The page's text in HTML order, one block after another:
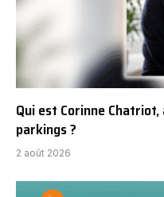
Qui est Corinne
parkings ?
2 août 2026